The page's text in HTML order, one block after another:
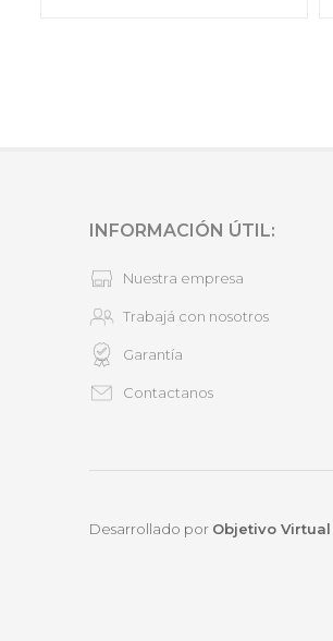
INFORMACIÓN ÚTIL:
Nuestra empresa
Trabajá con nosotros
Garantía
Contactanos
Desarrollado por Objetivo Virtual